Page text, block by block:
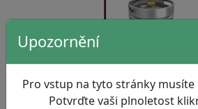
Upozornění
Pro vstup na tyto stránky musíte
Potvrďte vaši plnoletost